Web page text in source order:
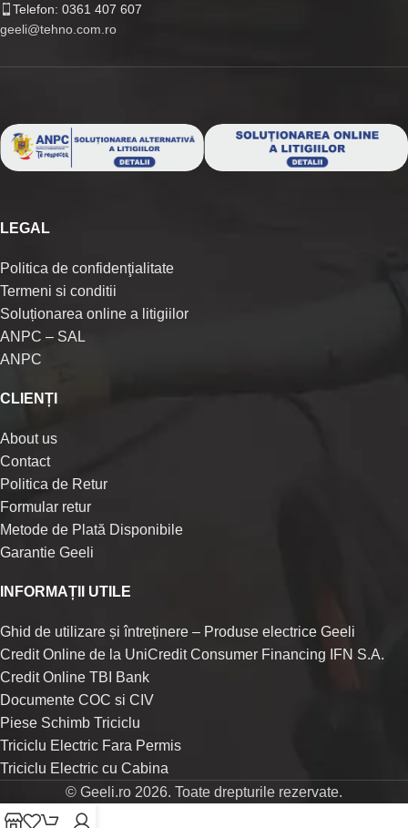
Telefon: 0361 407 607
geeli@tehno.com.ro
LEGAL
Politica de confidenţialitate
Termeni si conditii
Soluționarea online a litigiilor
ANPC – SAL
ANPC
CLIENȚI
About us
Contact
Politica de Retur
Formular retur
Metode de Plată Disponibile
Garantie Geeli
INFORMAȚII UTILE
Ghid de utilizare și întreținere – Produse electrice Geeli
Credit Online de la UniCredit Consumer Financing IFN S.A.
Credit Online TBI Bank
Documente COC si CIV
Piese Schimb Triciclu
Triciclu Electric Fara Permis
Triciclu Electric cu Cabina
© Geeli.ro 2026. Toate drepturile rezervate.